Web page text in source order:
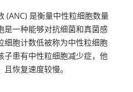
(ANC) 是衡量中性粒细胞数量
是一种能够对抗细菌和真菌感
细胞计数低被称为中性粒细胞
子患有中性粒细胞减少症，他
恢复速度较慢。